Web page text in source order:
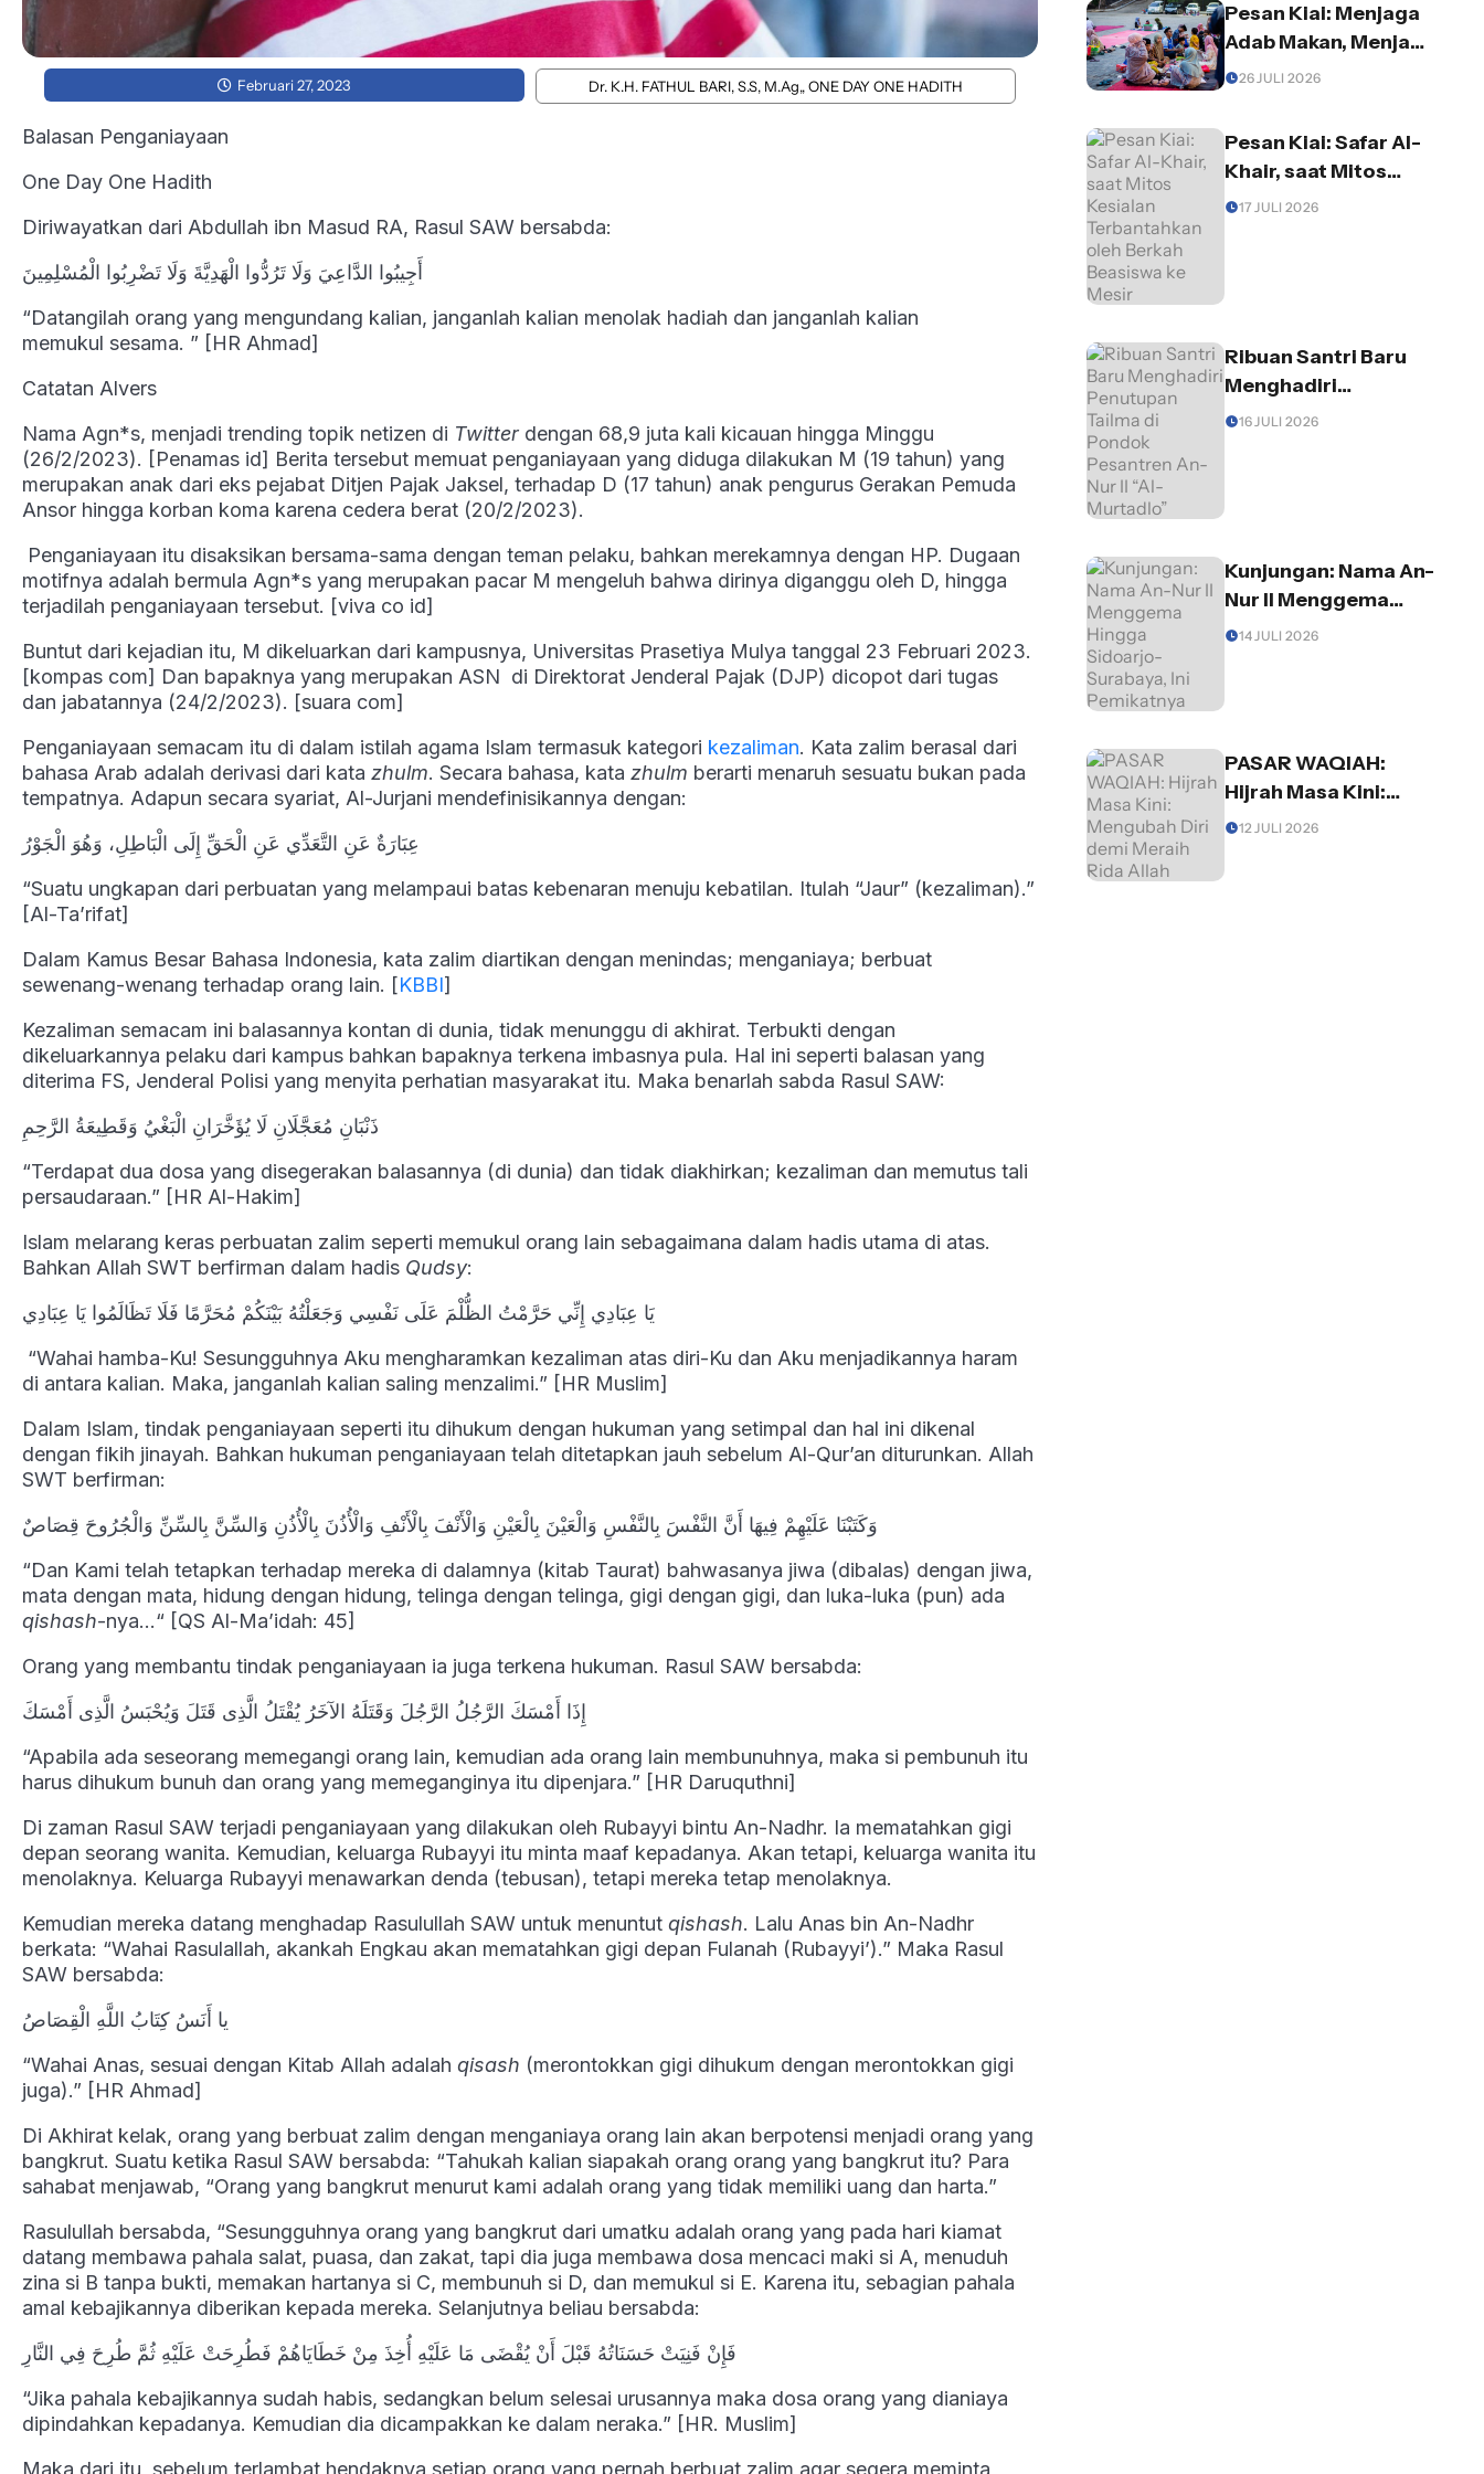
Februari 27, 2023 Dr. K.H. FATHUL BARI, S.S, M.Ag,, ONE DAY ONE HADITH
Balasan Penganiayaan
One Day One Hadith
Diriwayatkan dari Abdullah ibn Masud RA, Rasul SAW bersabda:
أَجِيبُوا الدَّاعِيَ وَلَا تَرُدُّوا الْهَدِيَّةَ وَلَا تَضْرِبُوا الْمُسْلِمِينَ
“Datangilah orang yang mengundang kalian, janganlah kalian menolak hadiah dan janganlah kalian
memukul sesama. ” [HR Ahmad]
Catatan Alvers
Nama Agn*s, menjadi trending topik netizen di Twitter dengan 68,9 juta kali kicauan hingga Minggu
(26/2/2023). [Penamas id] Berita tersebut memuat penganiayaan yang diduga dilakukan M (19 tahun) yang
merupakan anak dari eks pejabat Ditjen Pajak Jaksel, terhadap D (17 tahun) anak pengurus Gerakan Pemuda
Ansor hingga korban koma karena cedera berat (20/2/2023).
Penganiayaan itu disaksikan bersama-sama dengan teman pelaku, bahkan merekamnya dengan HP. Dugaan
motifnya adalah bermula Agn*s yang merupakan pacar M mengeluh bahwa dirinya diganggu oleh D, hingga
terjadilah penganiayaan tersebut. [viva co id]
Buntut dari kejadian itu, M dikeluarkan dari kampusnya, Universitas Prasetiya Mulya tanggal 23 Februari 2023.
[kompas com] Dan bapaknya yang merupakan ASN di Direktorat Jenderal Pajak (DJP) dicopot dari tugas
dan jabatannya (24/2/2023). [suara com]
Penganiayaan semacam itu di dalam istilah agama Islam termasuk kategori kezaliman. Kata zalim berasal dari
bahasa Arab adalah derivasi dari kata zhulm. Secara bahasa, kata zhulm berarti menaruh sesuatu bukan pada
tempatnya. Adapun secara syariat, Al-Jurjani mendefinisikannya dengan:
عِبَارَةٌ عَنِ التَّعَدِّي عَنِ الْحَقِّ إِلَى الْبَاطِلِ، وَهُوَ الْجَوْرُ
“Suatu ungkapan dari perbuatan yang melampaui batas kebenaran menuju kebatilan. Itulah “Jaur” (kezaliman).”
[Al-Ta’rifat]
Dalam Kamus Besar Bahasa Indonesia, kata zalim diartikan dengan menindas; menganiaya; berbuat
sewenang-wenang terhadap orang lain. [KBBI]
Kezaliman semacam ini balasannya kontan di dunia, tidak menunggu di akhirat. Terbukti dengan
dikeluarkannya pelaku dari kampus bahkan bapaknya terkena imbasnya pula. Hal ini seperti balasan yang
diterima FS, Jenderal Polisi yang menyita perhatian masyarakat itu. Maka benarlah sabda Rasul SAW:
ذَنْبَانِ مُعَجَّلَانِ لَا يُؤَخَّرَانِ الْبَغْيُ وَقَطِيعَةُ الرَّحِمِ
“Terdapat dua dosa yang disegerakan balasannya (di dunia) dan tidak diakhirkan; kezaliman dan memutus tali
persaudaraan.” [HR Al-Hakim]
Islam melarang keras perbuatan zalim seperti memukul orang lain sebagaimana dalam hadis utama di atas.
Bahkan Allah SWT berfirman dalam hadis Qudsy:
يَا عِبَادِي إِنِّي حَرَّمْتُ الظُّلْمَ عَلَى نَفْسِي وَجَعَلْتُهُ بَيْنَكُمْ مُحَرَّمًا فَلَا تَظَالَمُوا يَا عِبَادِي
“Wahai hamba-Ku! Sesungguhnya Aku mengharamkan kezaliman atas diri-Ku dan Aku menjadikannya haram
di antara kalian. Maka, janganlah kalian saling menzalimi.” [HR Muslim]
Dalam Islam, tindak penganiayaan seperti itu dihukum dengan hukuman yang setimpal dan hal ini dikenal
dengan fikih jinayah. Bahkan hukuman penganiayaan telah ditetapkan jauh sebelum Al-Qur’an diturunkan. Allah
SWT berfirman:
وَكَتَبْنَا عَلَيْهِمْ فِيهَا أَنَّ النَّفْسَ بِالنَّفْسِ وَالْعَيْنَ بِالْعَيْنِ وَالْأَنْفَ بِالْأَنْفِ وَالْأُذُنَ بِالْأُذُنِ وَالسِّنَّ بِالسِّنِّ وَالْجُرُوحَ قِصَاصٌ
“Dan Kami telah tetapkan terhadap mereka di dalamnya (kitab Taurat) bahwasanya jiwa (dibalas) dengan jiwa,
mata dengan mata, hidung dengan hidung, telinga dengan telinga, gigi dengan gigi, dan luka-luka (pun) ada
qishash-nya…“ [QS Al-Ma’idah: 45]
Orang yang membantu tindak penganiayaan ia juga terkena hukuman. Rasul SAW bersabda:
إِذَا أَمْسَكَ الرَّجُلُ الرَّجُلَ وَقَتَلَهُ الآخَرُ يُقْتَلُ الَّذِى قَتَلَ وَيُحْبَسُ الَّذِى أَمْسَكَ
“Apabila ada seseorang memegangi orang lain, kemudian ada orang lain membunuhnya, maka si pembunuh itu
harus dihukum bunuh dan orang yang memeganginya itu dipenjara.” [HR Daruquthni]
Di zaman Rasul SAW terjadi penganiayaan yang dilakukan oleh Rubayyi bintu An-Nadhr. Ia mematahkan gigi
depan seorang wanita. Kemudian, keluarga Rubayyi itu minta maaf kepadanya. Akan tetapi, keluarga wanita itu
menolaknya. Keluarga Rubayyi menawarkan denda (tebusan), tetapi mereka tetap menolaknya.
Kemudian mereka datang menghadap Rasulullah SAW untuk menuntut qishash. Lalu Anas bin An-Nadhr
berkata: “Wahai Rasulallah, akankah Engkau akan mematahkan gigi depan Fulanah (Rubayyi’).” Maka Rasul
SAW bersabda:
يا أَنَسُ كِتَابُ اللَّهِ الْقِصَاصُ
“Wahai Anas, sesuai dengan Kitab Allah adalah qisash (merontokkan gigi dihukum dengan merontokkan gigi
juga).” [HR Ahmad]
Di Akhirat kelak, orang yang berbuat zalim dengan menganiaya orang lain akan berpotensi menjadi orang yang
bangkrut. Suatu ketika Rasul SAW bersabda: “Tahukah kalian siapakah orang orang yang bangkrut itu? Para
sahabat menjawab, “Orang yang bangkrut menurut kami adalah orang yang tidak memiliki uang dan harta.”
Rasulullah bersabda, “Sesungguhnya orang yang bangkrut dari umatku adalah orang yang pada hari kiamat
datang membawa pahala salat, puasa, dan zakat, tapi dia juga membawa dosa mencaci maki si A, menuduh
zina si B tanpa bukti, memakan hartanya si C, membunuh si D, dan memukul si E. Karena itu, sebagian pahala
amal kebajikannya diberikan kepada mereka. Selanjutnya beliau bersabda:
فَإِنْ فَنِيَتْ حَسَنَاتُهُ قَبْلَ أَنْ يُقْضَى مَا عَلَيْهِ أُخِذَ مِنْ خَطَايَاهُمْ فَطُرِحَتْ عَلَيْهِ ثُمَّ طُرِحَ فِي النَّارِ
“Jika pahala kebajikannya sudah habis, sedangkan belum selesai urusannya maka dosa orang yang dianiaya
dipindahkan kepadanya. Kemudian dia dicampakkan ke dalam neraka.” [HR. Muslim]
Maka dari itu, sebelum terlambat hendaknya setiap orang yang pernah berbuat zalim agar segera meminta
Pesan Kiai: Menjaga
Adab Makan, Menjaga
Diri dari Godaan
26 JULI 2026
Pesan Kiai: Safar Al-
Khair, saat Mitos
Kesialan
17 JULI 2026
Ribuan Santri Baru
Menghadiri
Penutupan Tailma di
16 JULI 2026
Kunjungan: Nama An-
Nur II Menggema
Hingga Sidoarjo-
14 JULI 2026
PASAR WAQIAH:
Hijrah Masa Kini:
Mengubah Diri demi
12 JULI 2026